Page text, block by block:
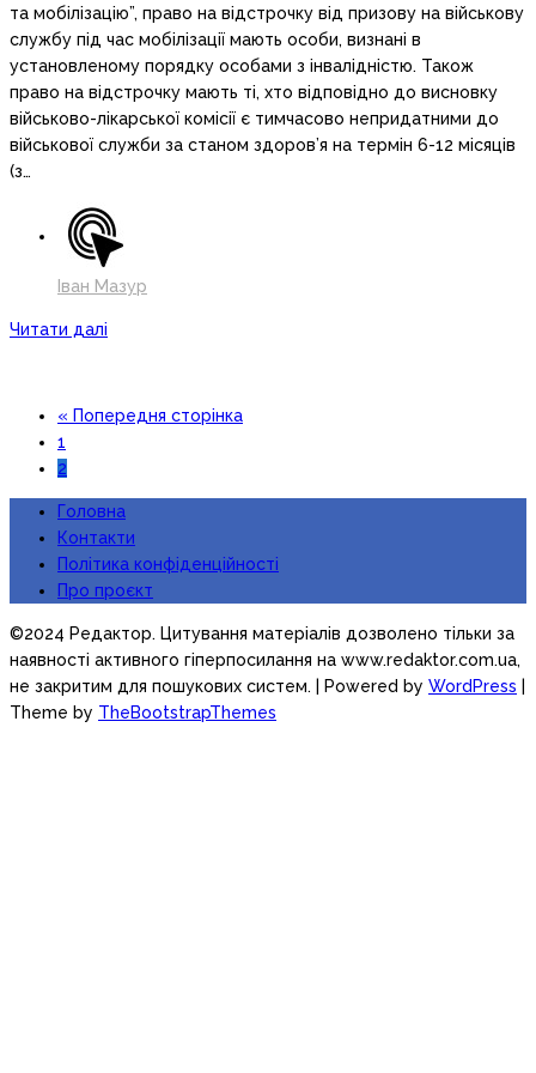
та мобілізацію”, право на відстрочку від призову на військову
службу під час мобілізації мають особи, визнані в
установленому порядку особами з інвалідністю. Також
право на відстрочку мають ті, хто відповідно до висновку
військово-лікарської комісії є тимчасово непридатними до
військової служби за станом здоров’я на термін 6-12 місяців
(з…
Іван Мазур
Читати далі
« Попередня сторінка
1
2
Головна
Контакти
Політика конфіденційності
Про проєкт
©2024 Редактор. Цитування матеріалів дозволено тільки за
наявності активного гіперпосилання на www.redaktor.com.ua,
не закритим для пошукових систем. | Powered by WordPress
Theme by TheBootstrapThemes